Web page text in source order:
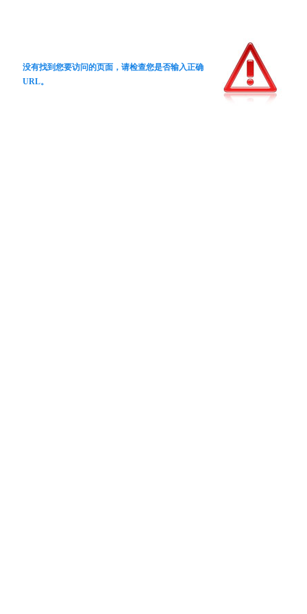
没有找到您要访问的页面，请检查您是否输入正确
URL。